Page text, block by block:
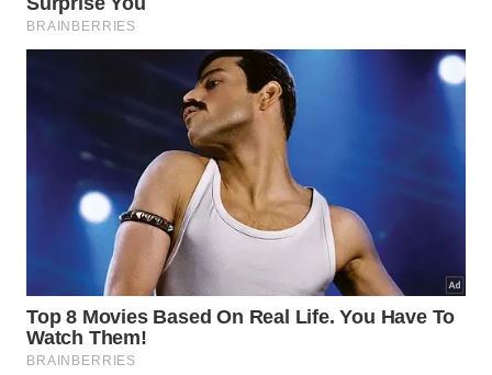
Essa maionese ou creme de abacate é um delicioso
de ficar divina com batatas rústicas ou um bom
assado de tubérculos e legumes, como esses da